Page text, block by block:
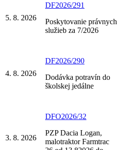
5. 8. 2026
DF2026/291
Poskytovanie právnych
služieb za 7/2026
4. 8. 2026
DF2026/290
Dodávka potravín do
školskej jedálne
3. 8. 2026
DFO2026/32
PZP Dacia Logan,
malotraktor Farmtrac